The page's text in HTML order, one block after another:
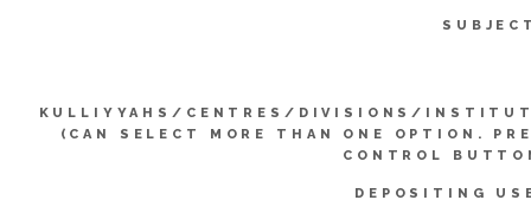
KULLIYYAHS/CENTRES/DIVISIONS/
(CAN SELECT MORE THAN ONE OPTION.
CONTROL
DEPOSITING